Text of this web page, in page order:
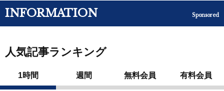
INFORMATION Sponsored
人気記事ランキング
1時間 週間 無料会員 有料会員